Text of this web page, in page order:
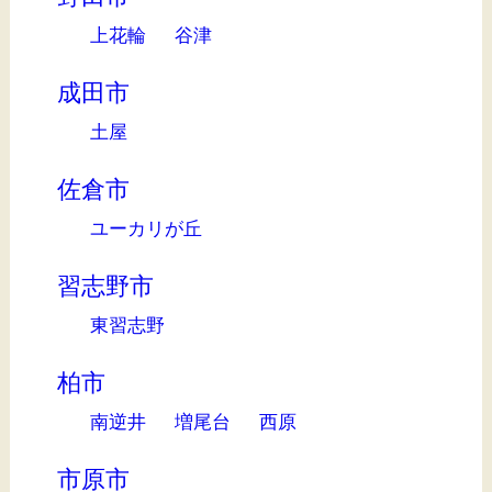
上花輪 谷津
成田市
土屋
佐倉市
ユーカリが丘
習志野市
東習志野
柏市
南逆井 増尾台 西原
市原市